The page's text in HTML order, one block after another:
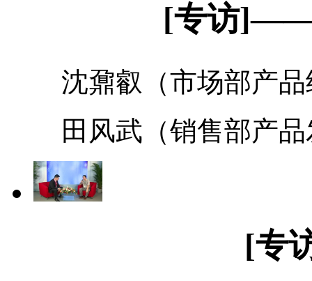
[专访]——
沈鼐叡（市场部产品
田风武（销售部产品
[专